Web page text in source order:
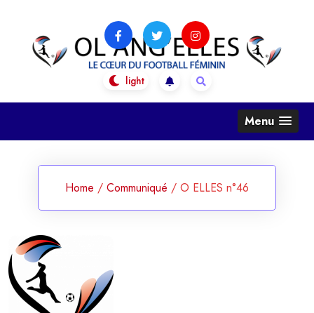
content
OL Ang'Elles
Le coeur du football féminin
Menu
Home / Communiqué / O ELLES n°46